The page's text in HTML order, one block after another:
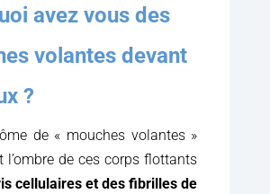
avez vous des
volantes devant
?
de « mouches volantes »
l’ombre de ces corps flottants
cellulaires et des fibrilles de